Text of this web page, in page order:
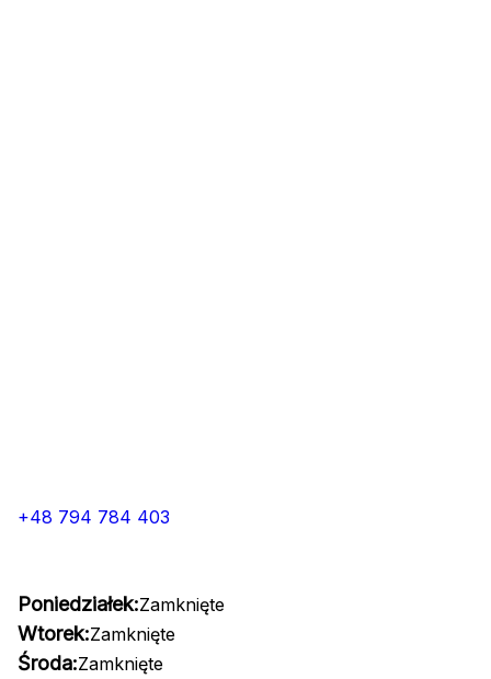
+48 794 784 403
Poniedziałek:Zamknięte
Wtorek:Zamknięte
Środa:Zamknięte